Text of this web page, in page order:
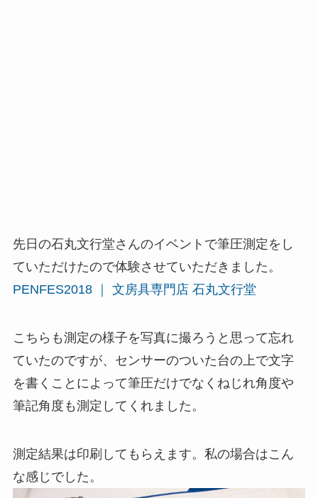
先日の石丸文行堂さんのイベントで筆圧測定をし
ていただけたので体験させていただきました。
PENFES2018 ｜ 文房具専門店 石丸文行堂
こちらも測定の様子を写真に撮ろうと思って忘れ
ていたのですが、センサーのついた台の上で文字
を書くことによって筆圧だけでなくねじれ角度や
筆記角度も測定してくれました。
測定結果は印刷してもらえます。私の場合はこん
な感じでした。